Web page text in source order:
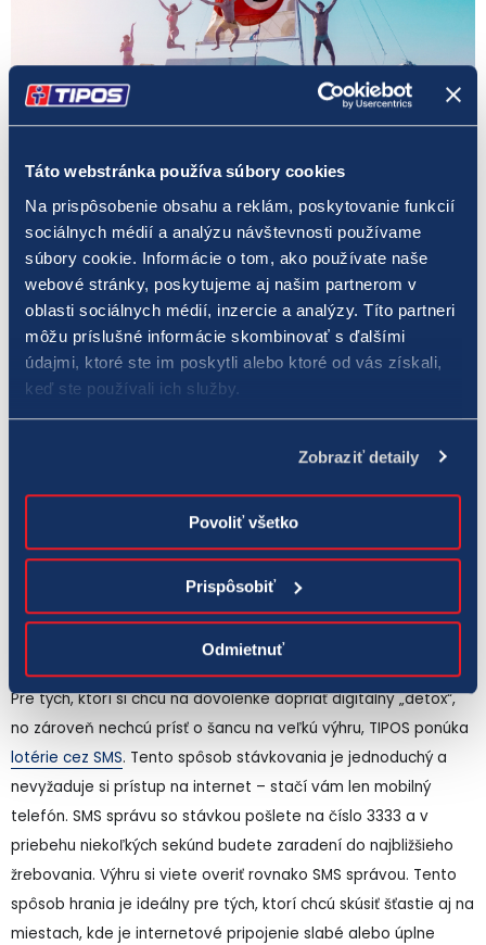
Táto webstránka používa súbory cookies
Na prispôsobenie obsahu a reklám, poskytovanie funkcií
sociálnych médií a analýzu návštevnosti používame
súbory cookie. Informácie o tom, ako používate naše
webové stránky, poskytujeme aj našim partnerom v
oblasti sociálnych médií, inzercie a analýzy. Títo partneri
môžu príslušné informácie skombinovať s ďalšími
údajmi, ktoré ste im poskytli alebo ktoré od vás získali,
keď ste používali ich služby.
Zobraziť detaily
Povoliť všetko
Prispôsobiť
Odmietnuť
Lotérie dostupné kedykoľvek a kdekoľvek vďaka online
stávkam
V dnešnom digitálnom svete, kde je internetové pokrytie už
takmer všade, nie je nič jednoduchšie, ako podať si stávku
online. Hrať o veľké výhry takýmto spôsobom ponúka TIPOS
všetkým svojim registrovaným hráčom, ktorí sú na dovolenke.
Či už ste na pláži, v hotelovej izbe alebo čakáte na letisku,
vás TIPOS odmení registračným bonusom až do výšky 20 eur,
ktorý môžete využiť na svoje prvé stávky. Celý proces je
intuitívny a rýchly, takže sa môžete sústrediť na oddych a
užívanie si dovolenky. A najlepšie na tom je, že výsledky
žrebovania si môžete pozrieť priamo v aplikácii alebo na webe.
Stávka v lotérii aj prostredníctvom SMS
Pre tých, ktorí si chcú na dovolenke dopriať digitálny „detox“,
no zároveň nechcú prísť o šancu na veľkú výhru, TIPOS ponúka
lotérie cez SMS. Tento spôsob stávkovania je jednoduchý a
nevyžaduje si prístup na internet – stačí vám len mobilný
telefón. SMS správu so stávkou pošlete na číslo 3333 a v
priebehu niekoľkých sekúnd budete zaradení do najbližšieho
žrebovania. Výhru si viete overiť rovnako SMS správou. Tento
spôsob hrania je ideálny pre tých, ktorí chcú skúsiť šťastie aj na
miestach, kde je internetové pripojenie slabé alebo úplne